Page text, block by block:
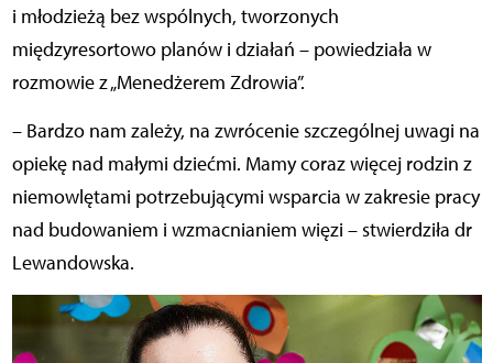
i młodzieżą bez wspólnych, tworzonych
międzyresortowo planów i działań – powiedziała w
rozmowie z „Menedżerem Zdrowia”.
– Bardzo nam zależy, na zwrócenie szczególnej uwagi na
opiekę nad małymi dziećmi. Mamy coraz więcej rodzin z
niemowlętami potrzebującymi wsparcia w zakresie pracy
nad budowaniem i wzmacnianiem więzi – stwierdziła dr
Lewandowska.